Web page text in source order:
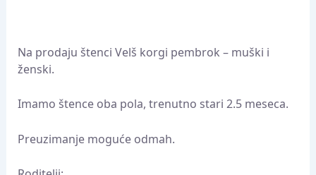
Na prodaju štenci Velš korgi pembrok – muški i
ženski.
Imamo štence oba pola, trenutno stari 2.5 meseca.
Preuzimanje moguće odmah.